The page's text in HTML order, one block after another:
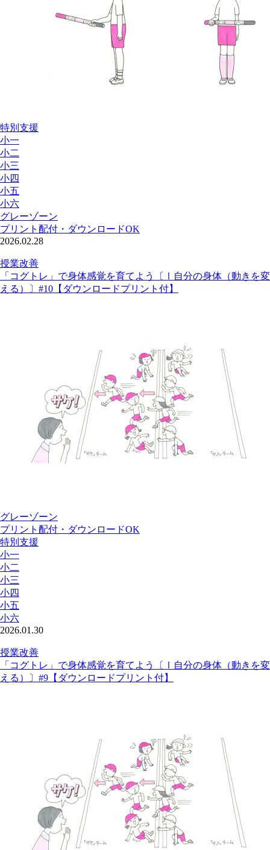
特別支援
小一
小二
小三
小四
小五
小六
グレーゾーン
プリント配付・ダウンロードOK
2026.02.28
授業改善
「コグトレ」で身体感覚を育てよう〔Ⅰ自分の身体（動きを変
える）〕#10【ダウンロードプリント付】
グレーゾーン
プリント配付・ダウンロードOK
特別支援
小一
小二
小三
小四
小五
小六
2026.01.30
授業改善
「コグトレ」で身体感覚を育てよう〔Ⅰ自分の身体（動きを変
える）〕#9【ダウンロードプリント付】